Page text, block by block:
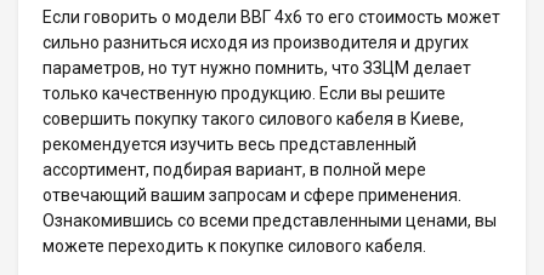
Если говорить о модели ВВГ 4х6 то его стоимость может
сильно разниться исходя из производителя и других
параметров, но тут нужно помнить, что ЗЗЦМ делает
только качественную продукцию. Если вы решите
совершить покупку такого силового кабеля в Киеве,
рекомендуется изучить весь представленный
ассортимент, подбирая вариант, в полной мере
отвечающий вашим запросам и сфере применения.
Ознакомившись со всеми представленными ценами, вы
можете переходить к покупке силового кабеля.